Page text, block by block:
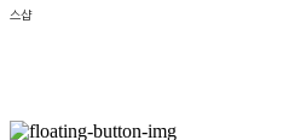
스샵